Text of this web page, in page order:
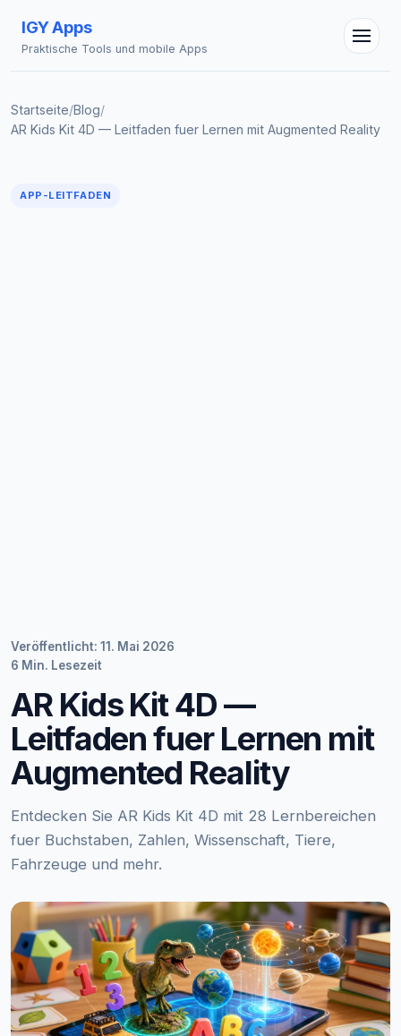
IGY Apps
Praktische Tools und mobile Apps
Startseite/Blog/
AR Kids Kit 4D — Leitfaden fuer Lernen mit Augmented Reality
APP-LEITFADEN
Veröffentlicht: 11. Mai 2026
6 Min. Lesezeit
AR Kids Kit 4D —
Leitfaden fuer Lernen mit
Augmented Reality
Entdecken Sie AR Kids Kit 4D mit 28 Lernbereichen
fuer Buchstaben, Zahlen, Wissenschaft, Tiere,
Fahrzeuge und mehr.